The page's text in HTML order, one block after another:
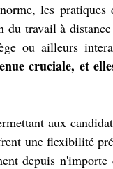
les pratiques
du travail à
ou ailleurs
cruciale, et
aux
une flexibilité
depuis